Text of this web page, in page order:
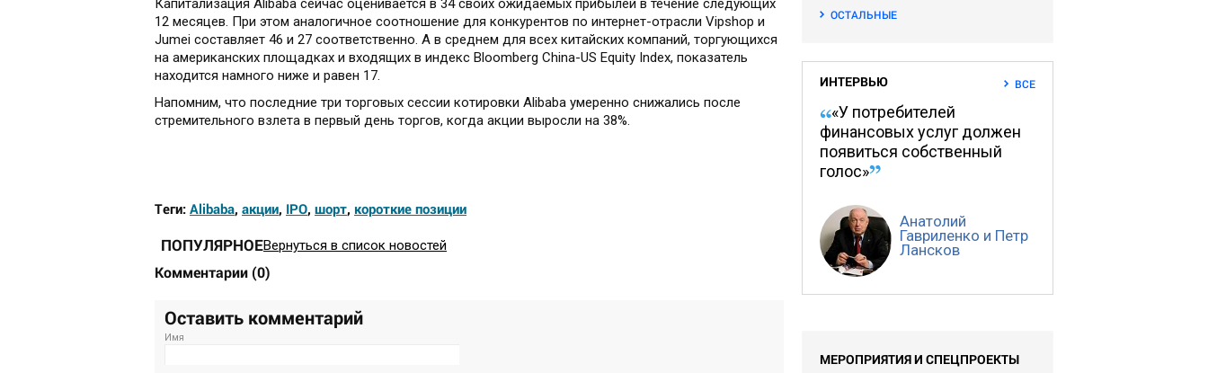
Капитализация Alibaba сейчас оценивается в 34 своих ожидаемых прибылей в течение следующих
12 месяцев. При этом аналогичное соотношение для конкурентов по интернет-отрасли Vipshop и
Jumei составляет 46 и 27 соответственно. А в среднем для всех китайских компаний, торгующихся
на американских площадках и входящих в индекс Bloomberg China-US Equity Index, показатель
находится намного ниже и равен 17.
Напомним, что последние три торговых сессии котировки Alibaba умеренно снижались после
стремительного взлета в первый день торгов, когда акции выросли на 38%.
Теги: Alibaba, акции, IPO, шорт, короткие позиции
ПОПУЛЯРНОЕВернуться в список новостей
Комментарии (0)
Оставить комментарий
Имя
ОСТАЛЬНЫЕ
ИНТЕРВЬЮ ВСЕ
«У потребителей
финансовых услуг должен
появиться собственный
голос»
Анатолий
Гавриленко и Петр
Лансков
МЕРОПРИЯТИЯ И СПЕЦПРОЕКТЫ